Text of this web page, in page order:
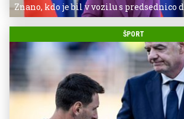
Znano, kdo je bil v vozilu s predsednico
ŠPORT